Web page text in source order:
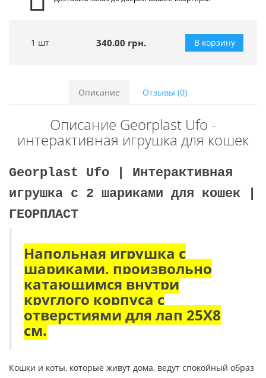
1 шт 340.00 грн. В корзину
Описание Отзывы (0)
Описание Georplast Ufo -
интерактивная игрушка для кошек
Georplast Ufo | Интерактивная
игрушка с 2 шариками для кошек |
ГЕОРПЛАСТ
Напольная игрушка с
шариками, произвольно
катающимся внутри
круглого корпуса с
отверстиями для лап 25Х8
см.
Кошки и коты, которые живут дома, ведут спокойный образ